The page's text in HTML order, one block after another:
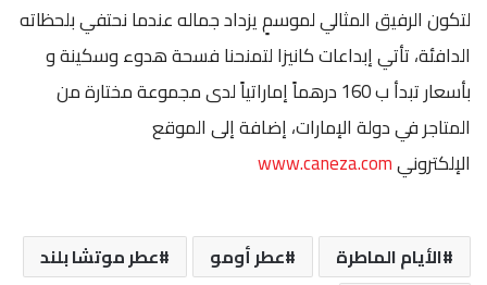
لتكون الرفيق المثالي لموسمٍ يزداد جماله عندما نحتفي بلحظاته
الدافئة، تأتي إبداعات كانيزا لتمنحنا فسحة هدوء وسكينة و
بأسعار تبدأ ب 160 درهماً إماراتياً لدى مجموعة مختارة من
المتاجر في دولة الإمارات، إضافة إلى الموقع
الإلكترونيwww.caneza.com
الأيام الماطرة عطر أومو
عطر موتشا بلند